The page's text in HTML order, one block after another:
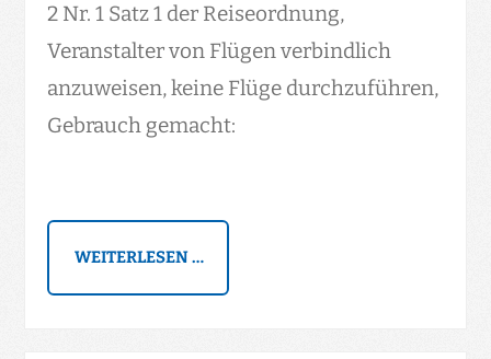
2 Nr. 1 Satz 1 der Reiseordnung,
Veranstalter von Flügen verbindlich
anzuweisen, keine Flüge durchzuführen,
Gebrauch gemacht:
WEITERLESEN …